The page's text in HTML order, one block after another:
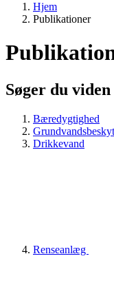
Hjem
Publikationer
Søger du
Bæredygtighed
Drikkevand
Renseanlæg